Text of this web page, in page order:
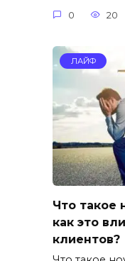
0 20
ЛАЙФ
Что такое
как это
клиентов?